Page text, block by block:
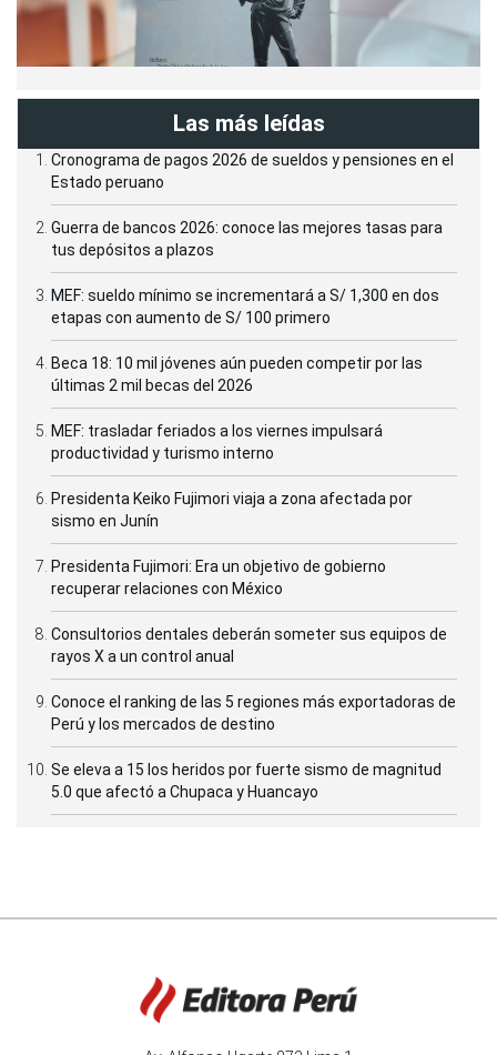
Las más leídas
Cronograma de pagos 2026 de sueldos y pensiones en el
Estado peruano
Guerra de bancos 2026: conoce las mejores tasas para
tus depósitos a plazos
MEF: sueldo mínimo se incrementará a S/ 1,300 en dos
etapas con aumento de S/ 100 primero
Beca 18: 10 mil jóvenes aún pueden competir por las
últimas 2 mil becas del 2026
MEF: trasladar feriados a los viernes impulsará
productividad y turismo interno
Presidenta Keiko Fujimori viaja a zona afectada por
sismo en Junín
Presidenta Fujimori: Era un objetivo de gobierno
recuperar relaciones con México
Consultorios dentales deberán someter sus equipos de
rayos X a un control anual
Conoce el ranking de las 5 regiones más exportadoras de
Perú y los mercados de destino
Se eleva a 15 los heridos por fuerte sismo de magnitud
5.0 que afectó a Chupaca y Huancayo